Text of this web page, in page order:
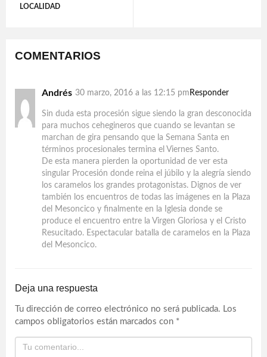
LOCALIDAD
COMENTARIOS
Andrés 30 marzo, 2016 a las 12:15 pm Responder
Sin duda esta procesión sigue siendo la gran desconocida
para muchos cehegineros que cuando se levantan se
marchan de gira pensando que la Semana Santa en
términos procesionales termina el Viernes Santo.
De esta manera pierden la oportunidad de ver esta
singular Procesión donde reina el júbilo y la alegría siendo
los caramelos los grandes protagonistas. Dignos de ver
también los encuentros de todas las imágenes en la Plaza
del Mesoncico y finalmente en la Iglesia donde se
produce el encuentro entre la Virgen Gloriosa y el Cristo
Resucitado. Espectacular batalla de caramelos en la Plaza
del Mesoncico.
Deja una respuesta
Tu dirección de correo electrónico no será publicada. Los
campos obligatorios están marcados con *